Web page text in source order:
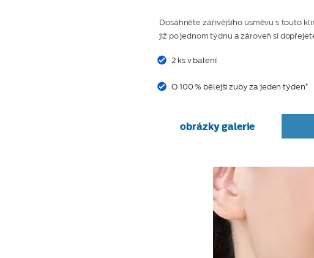
Dosáhněte zářivějšího úsměvu s touto
již po jednom týdnu a zároveň si
2 ks v balení
O 100 % bělejší zuby za jeden týden*
obrázky galerie